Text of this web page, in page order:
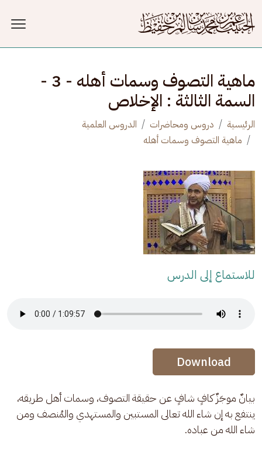
ماهية التصوف وسمات أهله - 3 -
السمة الثالثة : الإخلاص
الرئيسية دروس ومحاضرات
الدروس العلمية
ماهية التصوف وسمات أهله
للاستماع إلى الدرس
Audio Stream
Audio Stream
Download
بيانٌ موجَزٌ كافٍ شافٍ عن حقيقة التصوف، وسمات أهل طريقه،
ينتفع به إن شاء الله تعالى المستبين والمستهدي والمُنصف ومن
شاء الله من عباده.